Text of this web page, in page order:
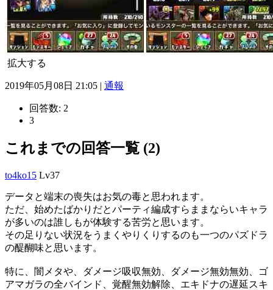
拡大する
2019年05月08日 21:05 | 通報
回答数: 2
3
これまでの回答一覧 (2)
to4ko15 Lv37
データと端末の喪失はお気の毒と思われます。
ただ、始めたばかりだとパーティ編成すらままならいキャラ
が多いのは誰しもが体験する苦労と思います。
その足りない状況をうまくやりくりするのも一つのパズドラ
の醍醐味と思います。
特に、闇メタや、ダメージ吸収無効、ダメージ無効無効、ゴ
アマガラの全バインド、覚醒無効解除、エキドナの遅延スキ